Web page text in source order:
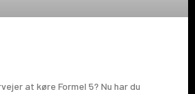
at køre Formel 5? Nu har du